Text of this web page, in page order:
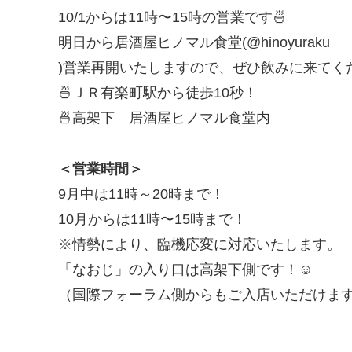
10/1からは11時〜15時の営業です🍜
明日から居酒屋ヒノマル食堂(@hinoyuraku
)営業再開いたしますので、ぜひ飲みに来てく
🍜ＪＲ有楽町駅から徒歩10秒！
🍜高架下 居酒屋ヒノマル食堂内
＜営業時間＞
9月中は11時～20時まで！
10月からは11時〜15時まで！
※情勢により、臨機応変に対応いたします。
「なおじ」の入り口は高架下側です！☺️
（国際フォーラム側からもご入店いただけます